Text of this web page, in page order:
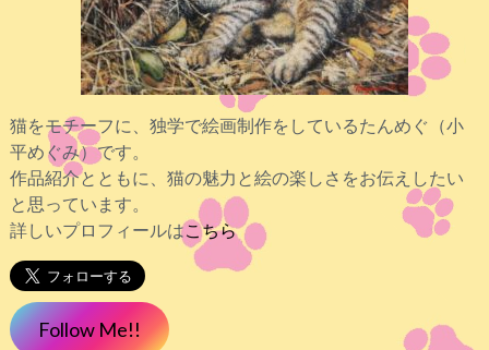
猫をモチーフに、独学で絵画制作をしているたんめぐ（小
平めぐみ）です。
作品紹介とともに、猫の魅力と絵の楽しさをお伝えしたい
と思っています。
詳しいプロフィールはこちら
Follow Me!!